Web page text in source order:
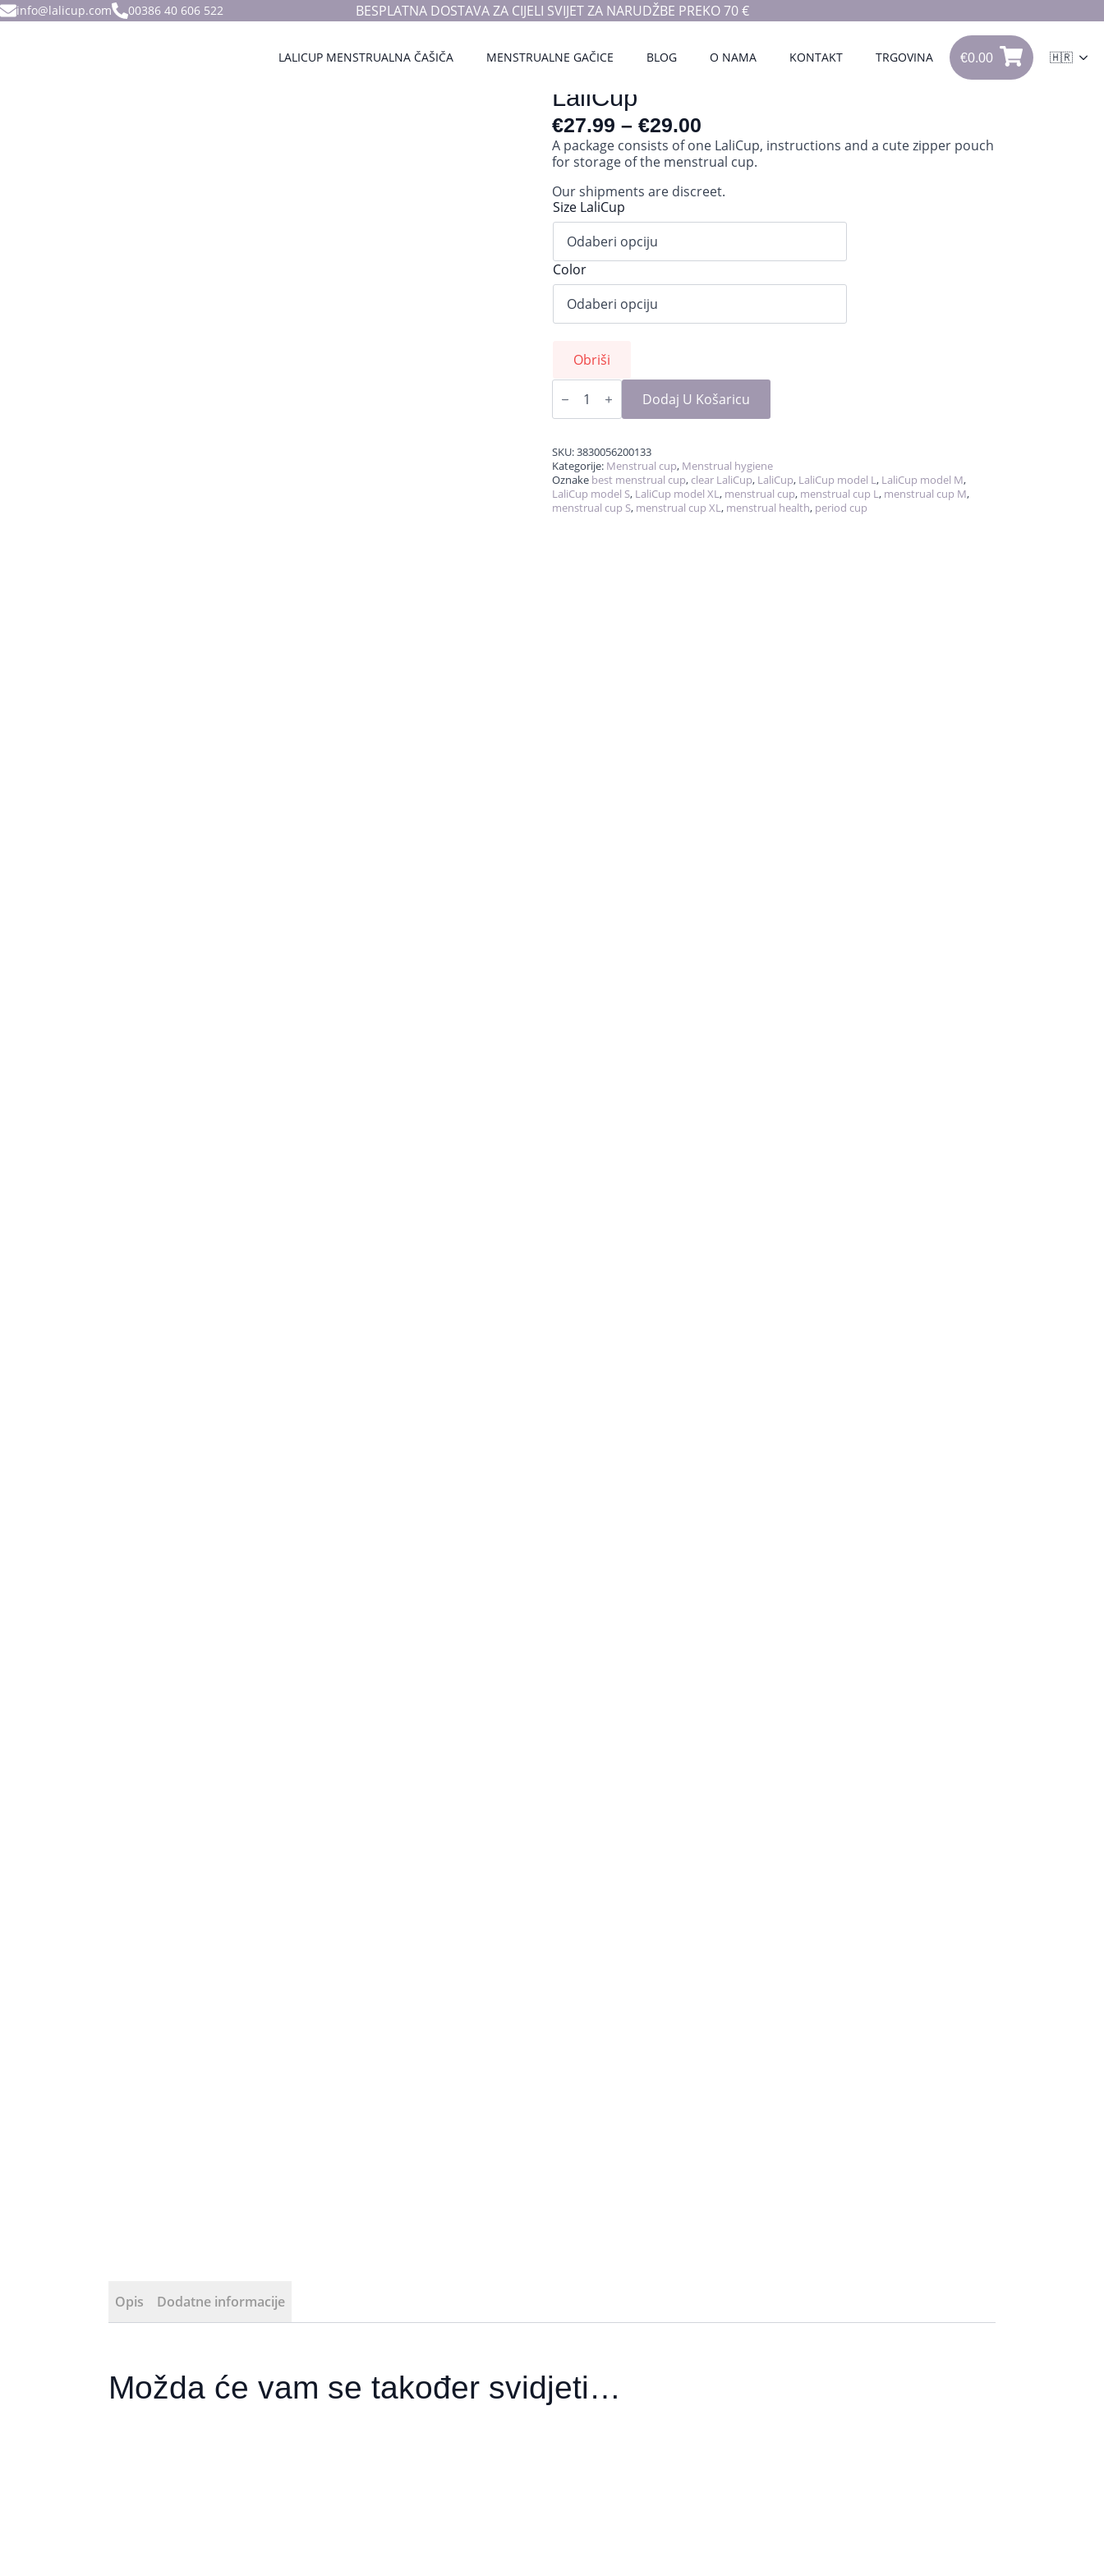
info@lalicup.com 00386 40 606 522 BESPLATNA DOSTAVA ZA CIJELI SVIJET ZA NARUDŽBE PREKO 70 €
LALICUP MENSTRUALNA ČAŠIČA MENSTRUALNE GAČICE BLOG O NAMA KONTAKT TRGOVINA €0.00
0.00
🇭🇷
LaliCup
€27.99 – €29.00
A package consists of one LaliCup, instructions and a cute zipper pouch
for storage of the menstrual cup.
Our shipments are discreet.
Size LaliCup
Color
Obriši
LaliCup
količina Dodaj U Košaricu
SKU:3830056200133
Kategorije: Menstrual cup, Menstrual hygiene
Oznake best menstrual cup,clear LaliCup, LaliCup, LaliCup model L, LaliCup model M,
LaliCup model S, LaliCup model XL, menstrual cup, menstrual cup L, menstrual cup M,
menstrual cup S, menstrual cup XL, menstrual health, period cup
Opis Dodatne informacije
Možda će vam se također svidjeti…